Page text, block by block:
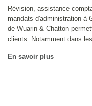
Révision, assistance
mandats d'administration à
de Wuarin & Chatton
clients. Notamment dans
En savoir plus